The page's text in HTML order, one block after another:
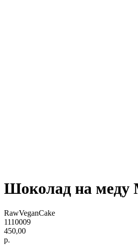
Шоколад на меду
RawVeganCake
1110009
450,00
р.